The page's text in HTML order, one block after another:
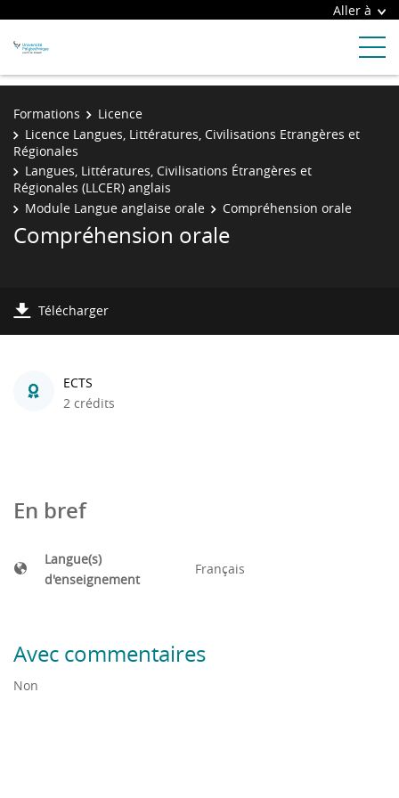
Aller à
Formations
Licence
Licence Langues, Littératures, Civilisations Etrangères et
Régionales
Langues, Littératures, Civilisations Étrangères et
Régionales (LLCER) anglais
Module Langue anglaise orale
Compréhension orale
Compréhension orale
Télécharger
ECTS
2 crédits
En bref
Langue(s)
d'enseignement
Français
Avec commentaires
Non